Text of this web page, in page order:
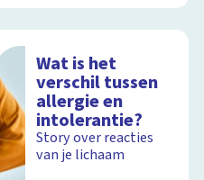
Wat is het
verschil tussen
allergie en
intolerantie?
Story over reacties
van je lichaam